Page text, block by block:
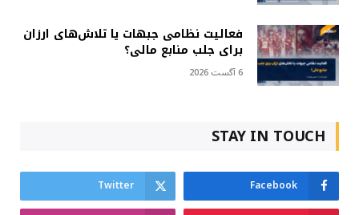
فعالیت نظامی جبهات یا تلاش‌های ارزان
برای جلب منابع مالی؟
6 آگست 2026
STAY IN TOUCH
Facebook
Twitter